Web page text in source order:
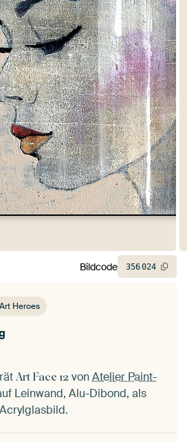
Heroes
Art Face 12 vonAtelier Paint-
Leinwand, Alu-Dibond, als
Bildcode 356024